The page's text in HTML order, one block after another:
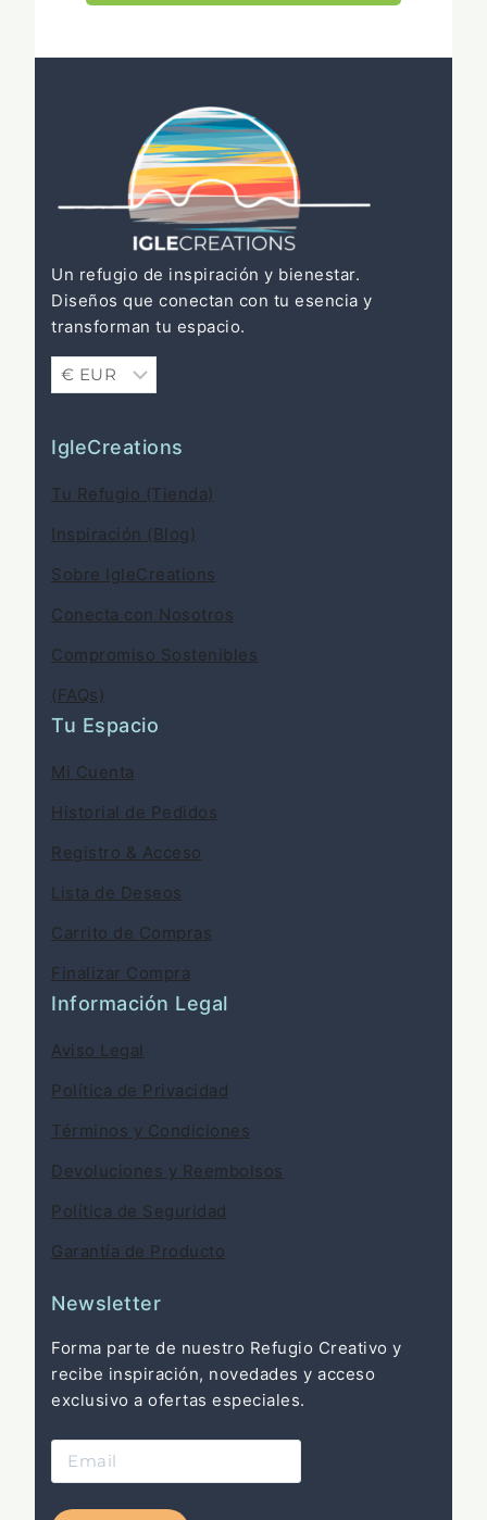
Un refugio de inspiración y bienestar.
Diseños que conectan con tu esencia y
transforman tu espacio.
IgleCreations
Tu Refugio (Tienda)
Inspiración (Blog)
Sobre IgleCreations
Conecta con Nosotros
Compromiso Sostenibles
(FAQs)
Tu Espacio
Mi Cuenta
Historial de Pedidos
Registro & Acceso
Lista de Deseos
Carrito de Compras
Finalizar Compra
Información Legal
Aviso Legal
Política de Privacidad
Términos y Condiciones
Devoluciones y Reembolsos
Política de Seguridad
Garantía de Producto
Newsletter
Forma parte de nuestro Refugio Creativo y
recibe inspiración, novedades y acceso
exclusivo a ofertas especiales.